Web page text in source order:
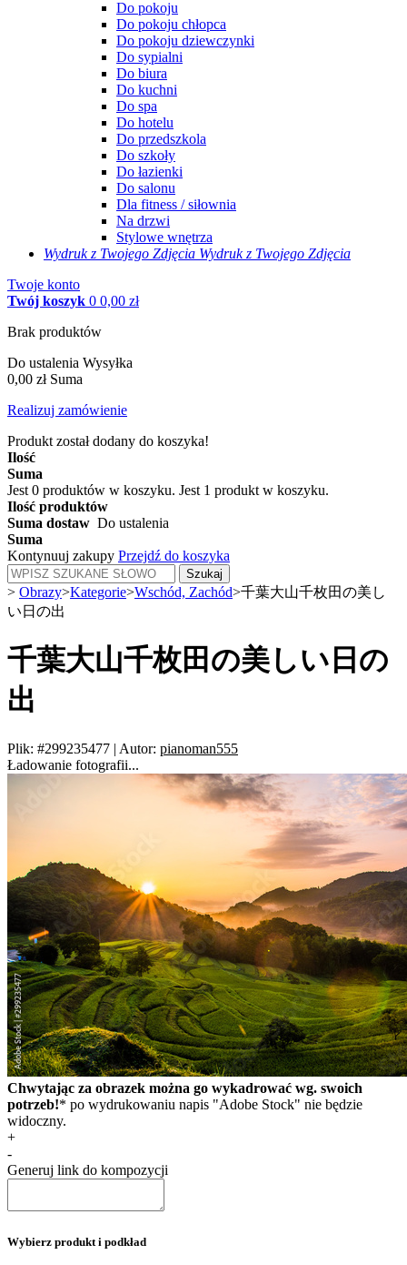
Do pokoju
Do pokoju chłopca
Do pokoju dziewczynki
Do sypialni
Do biura
Do kuchni
Do spa
Do hotelu
Do przedszkola
Do szkoły
Do łazienki
Do salonu
Dla fitness / siłownia
Na drzwi
Stylowe wnętrza
Wydruk z Twojego Zdjęcia Wydruk z Twojego Zdjęcia
Twoje konto
Twój koszyk 0 0,00 zł
Brak produktów
Do ustalenia Wysyłka
0,00 zł Suma
Realizuj zamówienie
Produkt został dodany do koszyka!
Ilość
Suma
Jest 0 produktów w koszyku. Jest 1 produkt w koszyku.
Ilość produktów
Suma dostaw Do ustalenia
Suma
Kontynuuj zakupy Przejdź do koszyka
Szukaj
> Obrazy>Kategorie>Wschód, Zachód>千葉大山千枚田の美し
い日の出
千葉大山千枚田の美しい日の
出
Plik: #299235477 | Autor: pianoman555
Ładowanie fotografii...
Chwytając za obrazek można go wykadrować wg. swoich
potrzeb!* po wydrukowaniu napis "Adobe Stock" nie będzie
widoczny.
+
-
Generuj link do kompozycji
Wybierz produkt i podkład